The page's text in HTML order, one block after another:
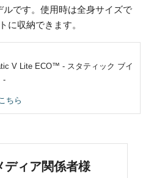
です。使用時は全身サイズで
に収納できます。
V Lite ECO™ - スタティック ブイ
-
ちら
ディア関係者様